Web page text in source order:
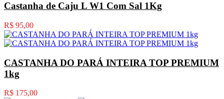
Castanha de Caju L W1 Com Sal 1Kg
R$ 95,00
CASTANHA DO PARÁ INTEIRA TOP PREMIUM
1kg
R$ 175,00